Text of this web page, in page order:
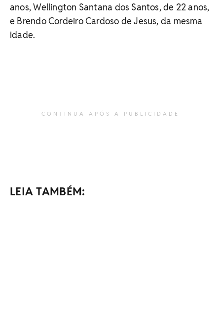
anos, Wellington Santana dos Santos, de 22 anos,
e Brendo Cordeiro Cardoso de Jesus, da mesma
idade.
CONTINUA APÓS A PUBLICIDADE
LEIA TAMBÉM: